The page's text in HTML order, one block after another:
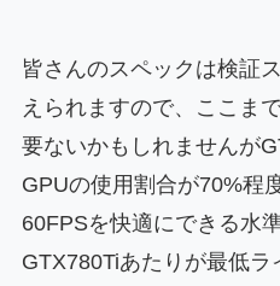
皆さんのスペックは検証
えられますので、ここま
要ないかもしれませんが
GPUの使用割合が70%程
60FPSを快適にできる水
GTX780Tiあたりが最低